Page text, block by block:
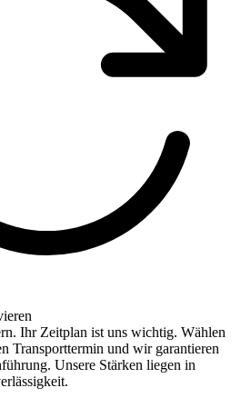
Ihr Zeitplan ist uns wichtig. Wählen
Transporttermin und wir garantieren
Unsere Stärken liegen in